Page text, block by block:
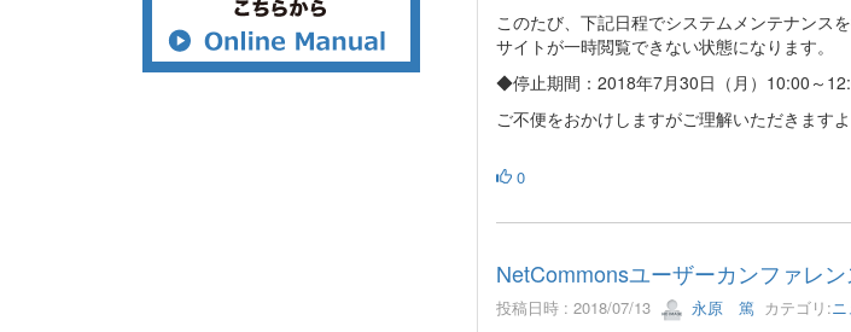
このたび、下記日程でシステムメンテナンスを
サイトが一時閲覧できない状態になります。
◆停止期間：2018年7月30日（月）10:00～
ご不便をおかけしますがご理解いただきます
0
NetCommonsユーザーカンファレ
投稿日時 : 2018/07/13 永原 篤 カテゴリ: